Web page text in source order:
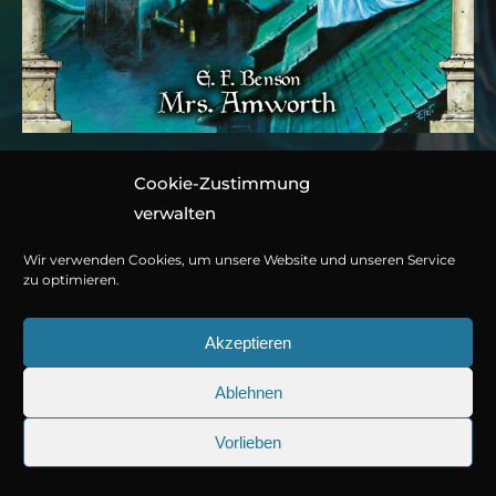
Cookie-Zustimmung
verwalten
Wir verwenden Cookies, um unsere Website und unseren Service
zu optimieren.
Akzeptieren
Ablehnen
Vorlieben
Folge 102: E. F. Benson –
Mrs. Amworth
Hörspiel von Marc Gruppe
1 CD ca. 70 Minuten
Jetzt kaufen oder streamen
© Copyright 2026Titania Medien GmbH.